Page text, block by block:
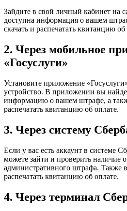
Зайдите в свой личный кабинет на
доступна информация о вашем
скачать и распечатать квитанцию об
2. Через мобильное
«Госуслуги»
Установите приложение
устройство. В приложении вы
информацию о вашем штрафе, а
распечатать квитанцию об оплате.
3. Через систему
Если у вас есть аккаунт в системе
можете зайти и проверить наличие
административного штрафа. Также
распечатать квитанцию об оплате.
4. Через терминал